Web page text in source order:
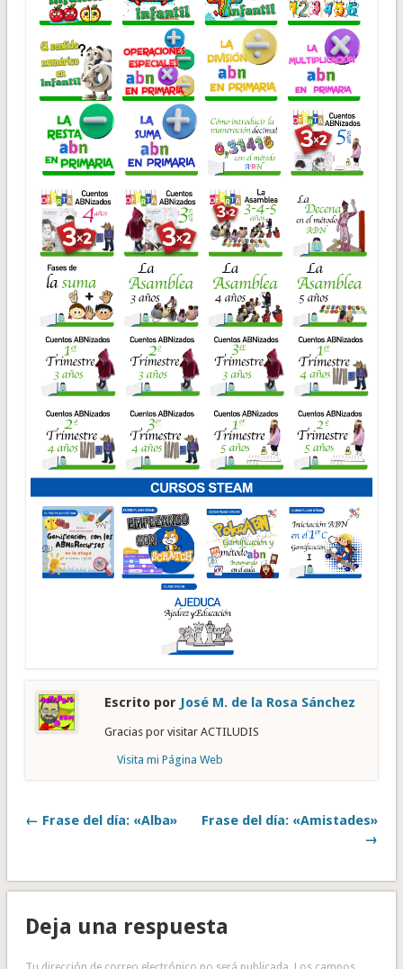
Escrito por José M. de la Rosa Sánchez
Gracias por visitar ACTILUDIS
Visita mi Página Web
← Frase del día: «Alba»
Frase del día: «Amistades»
→
Deja una respuesta